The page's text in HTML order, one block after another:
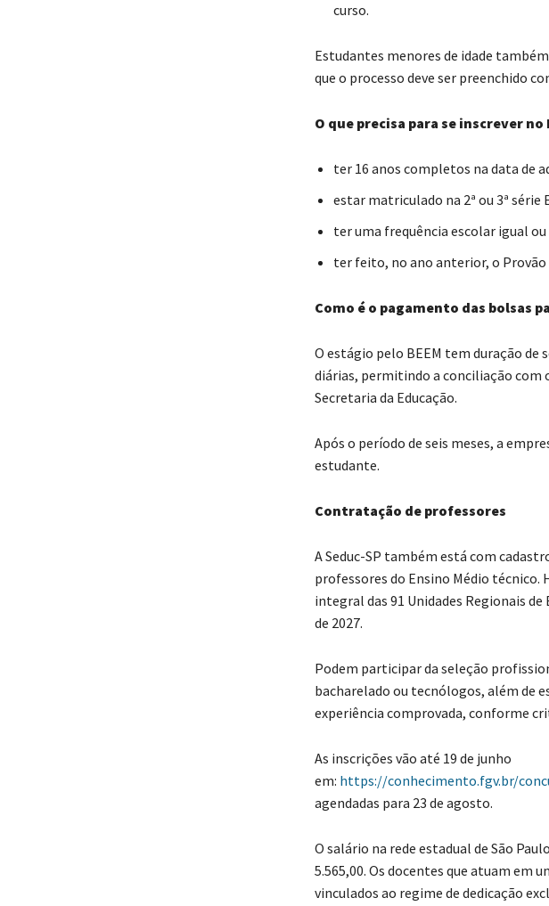
curso.
Estudantes menores de idade
que o processo deve ser preenchido
O que precisa para se inscrever no
ter 16 anos completos na data de
estar matriculado na 2ª ou 3ª série
ter uma frequência escolar igual
ter feito, no ano anterior, o Provão
Como é o pagamento das bolsas
O estágio pelo BEEM tem duração de
diárias, permitindo a conciliação com
Secretaria da Educação.
Após o período de seis meses, a
estudante.
Contratação de professores
A Seduc-SP também está com
professores do Ensino Médio técnico.
integral das 91 Unidades Regionais
de 2027.
Podem participar da seleção
bacharelado ou tecnólogos, além de
experiência comprovada, conforme
As inscrições vão até 19 de junho
em: https://conhecimento.fgv.br/
agendadas para 23 de agosto.
O salário na rede estadual de São
5.565,00. Os docentes que atuam em
vinculados ao regime de dedicação